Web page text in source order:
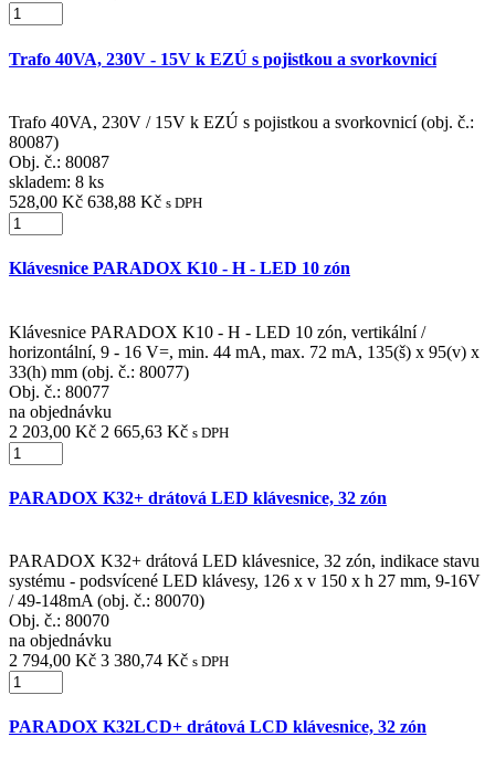
Trafo 40VA, 230V - 15V k EZÚ s pojistkou a svorkovnicí
Trafo 40VA, 230V / 15V k EZÚ s pojistkou a svorkovnicí (obj. č.:
80087)
Obj. č.: 80087
skladem: 8 ks
528,00 Kč 638,88 Kč s DPH
Klávesnice PARADOX K10 - H - LED 10 zón
Klávesnice PARADOX K10 - H - LED 10 zón, vertikální /
horizontální, 9 - 16 V=, min. 44 mA, max. 72 mA, 135(š) x 95(v) x
33(h) mm (obj. č.: 80077)
Obj. č.: 80077
na objednávku
2 203,00 Kč 2 665,63 Kč s DPH
PARADOX K32+ drátová LED klávesnice, 32 zón
PARADOX K32+ drátová LED klávesnice, 32 zón, indikace stavu
systému - podsvícené LED klávesy, 126 x v 150 x h 27 mm, 9-16V
/ 49-148mA (obj. č.: 80070)
Obj. č.: 80070
na objednávku
2 794,00 Kč 3 380,74 Kč s DPH
PARADOX K32LCD+ drátová LCD klávesnice, 32 zón